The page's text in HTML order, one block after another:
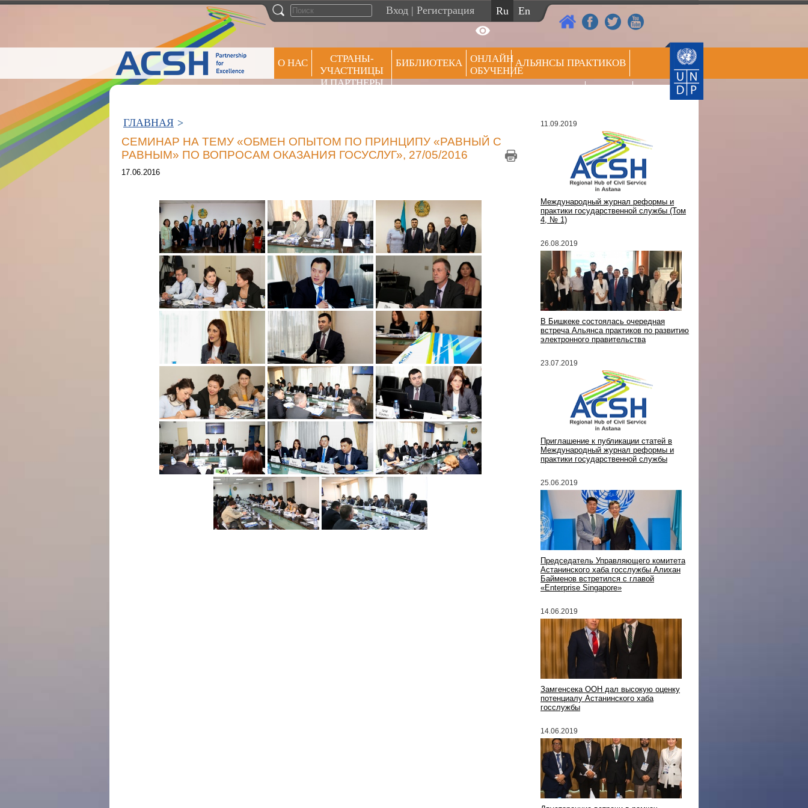
Вход | Регистрация ru en
О НАС
СТРАНЫ-
УЧАСТНИЦЫ
И ПАРТНЕРЫ
БИБЛИОТЕКА
ОНЛАЙН
ОБУЧЕНИЕ
АЛЬЯНСЫ ПРАКТИКОВ
ГЛАВНАЯ >
CЕМИНАР НА ТЕМУ «ОБМЕН ОПЫТОМ ПО ПРИНЦИПУ «РАВНЫЙ С
РАВНЫМ» ПО ВОПРОСАМ ОКАЗАНИЯ ГОСУСЛУГ», 27/05/2016
17.06.2016
11.09.2019
Международный журнал реформы и
практики государственной службы (Том
4, № 1)
26.08.2019
В Бишкеке состоялась очередная
встреча Альянса практиков по развитию
электронного правительства
23.07.2019
Приглашение к публикации статей в
Международный журнал реформы и
практики государственной службы
25.06.2019
Председатель Управляющего комитета
Астанинского хаба госслужбы Алихан
Байменов встретился с главой
«Enterprise Singapore»
14.06.2019
Замгенсека ООН дал высокую оценку
потенциалу Астанинского хаба
госслужбы
14.06.2019